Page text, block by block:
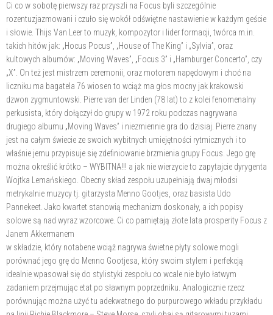
Ci co w sobotę pierwszy raz przyszli na Focus byli szczególnie
rozentuzjazmowani i czuło się wokół odświętne nastawienie w każdym geście
i słowie. Thijs Van Leer to muzyk, kompozytor i lider formacji, twórca m.in.
takich hitów jak: „Hocus Pocus”, „House of The King” i „Sylvia”, oraz
kultowych albumów: „Moving Waves”, „Focus 3” i „Hamburger Concerto”, czy
„X”. On też jest mistrzem ceremonii, oraz motorem napędowym i choć na
liczniku ma bagatela 76 wiosen to wciąż ma głos mocny jak krakowski
dzwon zygmuntowski. Pierre van der Linden (78 lat) to z kolei fenomenalny
perkusista, który dołączył do grupy w 1972 roku podczas nagrywana
drugiego albumu „Moving Waves” i niezmiennie gra do dzisiaj. Pierre znany
jest na całym świecie ze swoich wybitnych umiejętności rytmicznych i to
właśnie jemu przypisuje się zdefiniowanie brzmienia grupy Focus. Jego grę
można określić krótko – WYBITNA!!! a jak nie wierzycie to zapytajcie dyrygenta
Wojtka Lemańskiego. Obecny skład zespołu uzupełniają dwaj młodsi
metrykalnie muzycy tj. gitarzysta Menno Gootjes, oraz basista Udo
Pannekeet. Jako kwartet stanowią mechanizm doskonały, a ich popisy
solowe są nad wyraz wzorcowe. Ci co pamiętają złote lata prosperity Focus z
Janem Akkermanem
w składzie, który notabene wciąż nagrywa świetne płyty solowe mogli
porównać jego grę do Menno Gootjesa, który swoim stylem i perfekcją
idealnie wpasował się do stylistyki zespołu co wcale nie było łatwym
zadaniem przejmując etat po sławnym poprzedniku. Analogicznie rzecz
porównując można użyć tu adekwatnego do purpurowego wkładu przykładu